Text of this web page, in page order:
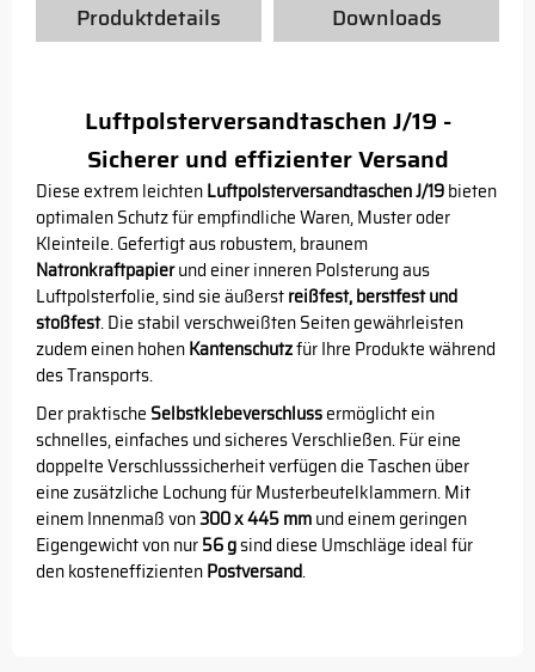
Produktdetails Downloads
Luftpolsterversandtaschen J/19 -
Sicherer und effizienter Versand
Diese extrem leichtenLuftpolsterversandtaschen J/19bieten
optimalen Schutz für empfindliche Waren, Muster oder
Kleinteile. Gefertigt aus robustem, braunem
Natronkraftpapierund einer inneren Polsterung aus
Luftpolsterfolie, sind sie äußerstreißfest, berstfest und
stoßfest. Die stabil verschweißten Seiten gewährleisten
zudem einen hohenKantenschutzfür Ihre Produkte während
des Transports.
Der praktische Selbstklebeverschlussermöglicht ein
schnelles, einfaches und sicheres Verschließen. Für eine
doppelte Verschlusssicherheit verfügen die Taschen über
eine zusätzliche Lochung für Musterbeutelklammern. Mit
einem Innenmaß von300 x 445 mmund einem geringen
Eigengewicht von nur56 gsind diese Umschläge ideal für
den kosteneffizientenPostversand.